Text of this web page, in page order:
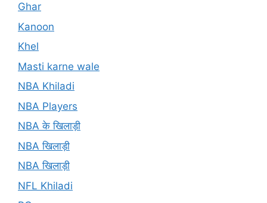
Ghar
Kanoon
Khel
Masti karne wale
NBA Khiladi
NBA Players
NBA के खिलाड़ी
NBA खिलाड़ी
NBA खिलाड़ी
NFL Khiladi